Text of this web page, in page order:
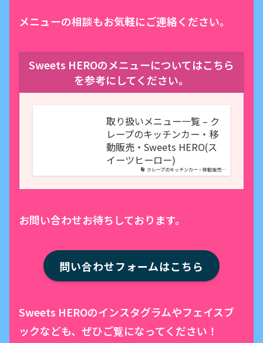
メニューの相談もお気軽にご連絡ください。
Sweets HEROのメニューについてはこちら
を参考にしてください。
クレープのキッチンカー・移動販売…
取り扱いメニュー一覧 – ク
レープのキッチンカー・移
動販売・Sweets HERO(ス
イーツヒーロー)
お問い合わせお待ちしております。
問い合わせフォームはこちら
Sweets HEROのインスタグラムやフェイスブ
ックなども、ぜひご覧になってください！